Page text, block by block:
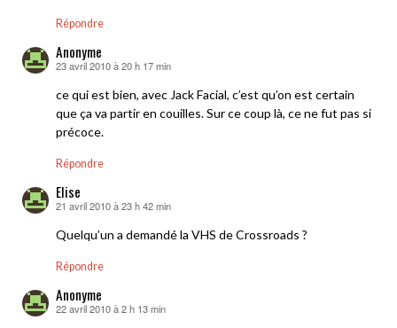
Répondre
Anonyme
dit :
23 avril 2010 à 20 h 17 min
ce qui est bien, avec Jack Facial, c’est qu’on est certain
que ça va partir en couilles. Sur ce coup là, ce ne fut pas si
précoce.
Répondre
Elise
dit :
21 avril 2010 à 23 h 42 min
Quelqu’un a demandé la VHS de Crossroads ?
Répondre
Anonyme
dit :
22 avril 2010 à 2 h 13 min